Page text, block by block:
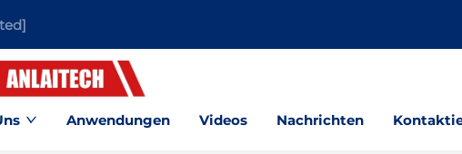
Anwendungen Videos Nachrichten